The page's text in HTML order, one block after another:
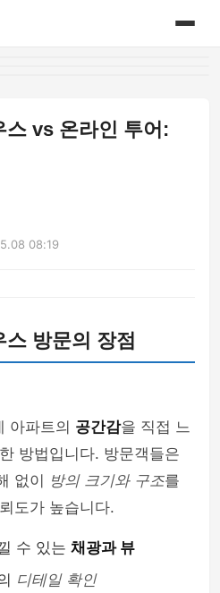
스 vs 온라인 투어:
08:19
방문의 장점
아파트의 공간감을 직접 느
방법입니다. 방문객들은
없이 방의 크기와 구조를
도가 높습니다.
수 있는 채광과 뷰
디테일 확인